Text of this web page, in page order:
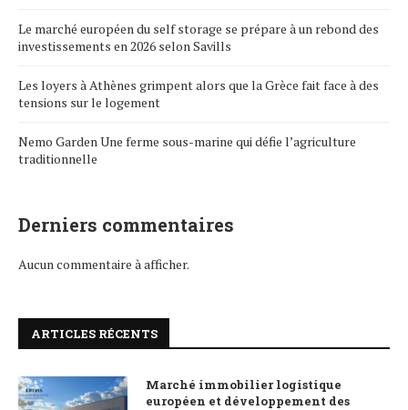
Le marché européen du self storage se prépare à un rebond des
investissements en 2026 selon Savills
Les loyers à Athènes grimpent alors que la Grèce fait face à des
tensions sur le logement
Nemo Garden Une ferme sous-marine qui défie l’agriculture
traditionnelle
Derniers commentaires
Aucun commentaire à afficher.
ARTICLES RÉCENTS
Marché immobilier logistique
européen et développement des